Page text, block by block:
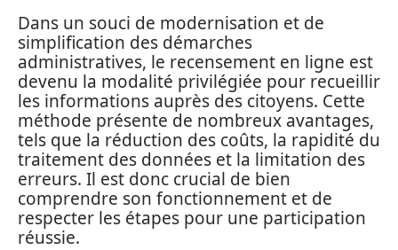
Dans un souci de modernisation et de
simplification des démarches
administratives, le recensement en ligne est
devenu la modalité privilégiée pour recueillir
les informations auprès des citoyens. Cette
méthode présente de nombreux avantages,
tels que la réduction des coûts, la rapidité du
traitement des données et la limitation des
erreurs. Il est donc crucial de bien
comprendre son fonctionnement et de
respecter les étapes pour une participation
réussie.